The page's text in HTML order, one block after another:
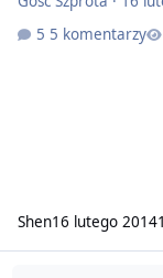
5 komentarzy
Shen16 lutego 2014